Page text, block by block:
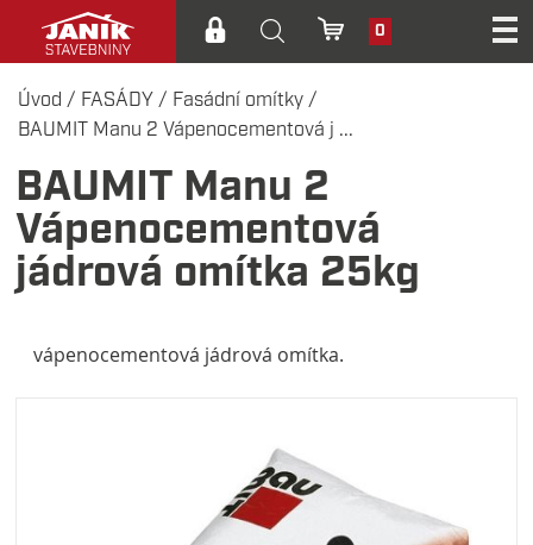
0
Úvod / FASÁDY / Fasádní omítky /
BAUMIT Manu 2 Vápenocementová j ...
BAUMIT Manu 2
Vápenocementová
jádrová omítka 25kg
vápenocementová jádrová omítka.